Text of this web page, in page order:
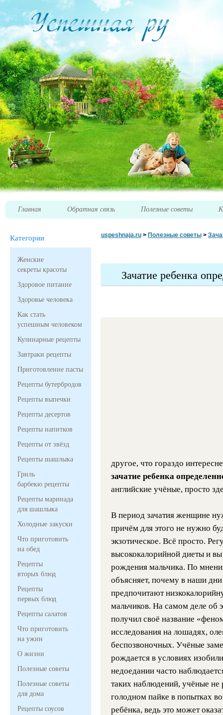
Главная Обратная связь Полезные советы
Категории
Женские
секреты красоты
Здоровое питание
Здоровье человека
Как стать
успешным человеком
Кулинарные рецепты
Завтраки рецепты
Приготовление пасты
Рецепты бутербродов
Рецепты выпечки
Рецепты десертов
Рецепты напитков
Рецепты от звёзд
Рецепты шашлыка
Гриль
барбекю рецепты
Рецепты маринада
для шашлыка
Холодные закуски
Что приготовить
на обед
Рецепты
вторых блюд
Рецепты
первых блюд
Рецепты салатов
Что приготовить
на ужин
О жизни
Полезные советы
Полезные советы
для дома
Рецепты соусов
uspeshnaja.ru> Полезные советы>
Зачатие ребенка
другое, что гораздо
зачатие ребенка
английские учёные, просто
В период зачатия женщине
причём для этого не нужно
экзотическое. Всё просто.
высококалорийной диеты и
рождения мальчика. По
объясняет, почему в наши
предпочитают
мальчиков. На самом деле об
получил своё название
исследования на лошадях,
беспозвоночных. Учёные
рождается в условиях
недоедании часто
таких наблюдений, учёные
голодном пайке в попытках
ребёнка, ведь это может